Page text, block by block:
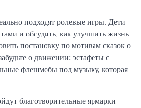
подходят ролевые игры. Дети
и обсудить, как улучшить жизнь
постановку по мотивам сказок о
о движении: эстафеты с
флешмобы под музыку, которая
благотворительные ярмарки